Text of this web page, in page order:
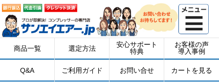
商品一覧 選定方法
安心サポート
特典
お客様の声
導入事例
Q&A ご利用ガイド お問い合せ カートを見る